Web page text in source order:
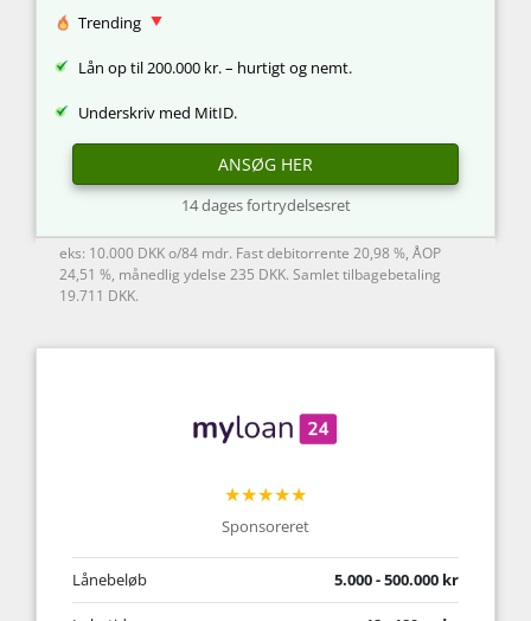
Trending
Lån op til 200.000 kr. – hurtigt og nemt.
Underskriv med MitID.
ANSØG HER
14 dages fortrydelsesret
eks: 10.000 DKK o/84 mdr. Fast debitorrente 20,98 %, ÅOP
24,51 %, månedlig ydelse 235 DKK. Samlet tilbagebetaling
19.711 DKK.
★★★★★
Sponsoreret
Lånebeløb 5.000 - 500.000 kr